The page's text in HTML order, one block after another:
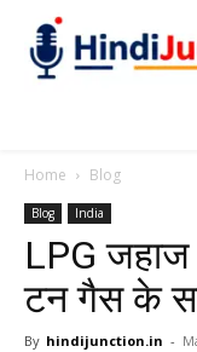
Home Blog
Blog India
LPG जहाज
टन गैस के
By hindijunction.in -